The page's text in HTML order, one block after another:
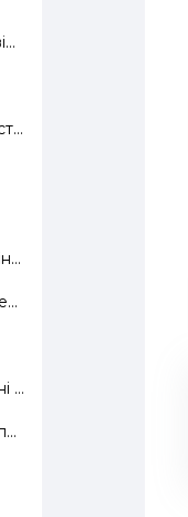
Матеріали для студентів (віртуальні лабораторні роботи для дистанційного виконання)
Тема 1. Електричні кола постійного струму
Тема 2. Електричні кола змінного струму
Метод еквівалентного генератора
Тема 3. Трифазні електричні кола змінного струму
Метод накладання (суперпозиції)